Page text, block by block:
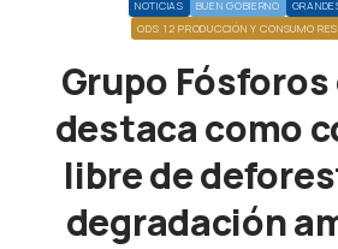
NOTICIAS BUEN GOBIERNO
ODS 12 PRODUCCIÓN Y CONSUMO
Grupo
destaca como
libre de
degradación